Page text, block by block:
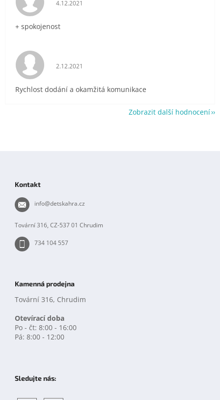
4.12.2021
+ spokojenost
Hodnocení obchodu je 5 z 5 hvězdiček.
2.12.2021
Rychlost dodání a okamžitá komunikace
Zobrazit další hodnocení
Kontakt
info@detskahra.cz
Tovární 316, CZ-537 01 Chrudim
734 104 557
Kamenná prodejna
Tovární 316, Chrudim
Otevírací doba
Po - čt: 8:00 - 16:00
Pá: 8:00 - 12:00
Sledujte nás: